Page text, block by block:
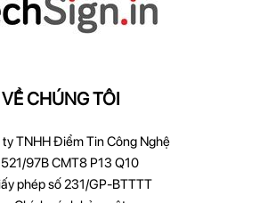
VỀ CHÚNG TÔI
ty TNHH Điểm Tin Công Nghệ
521/97B CMT8 P13 Q10
phép số 231/GP-BTTTT